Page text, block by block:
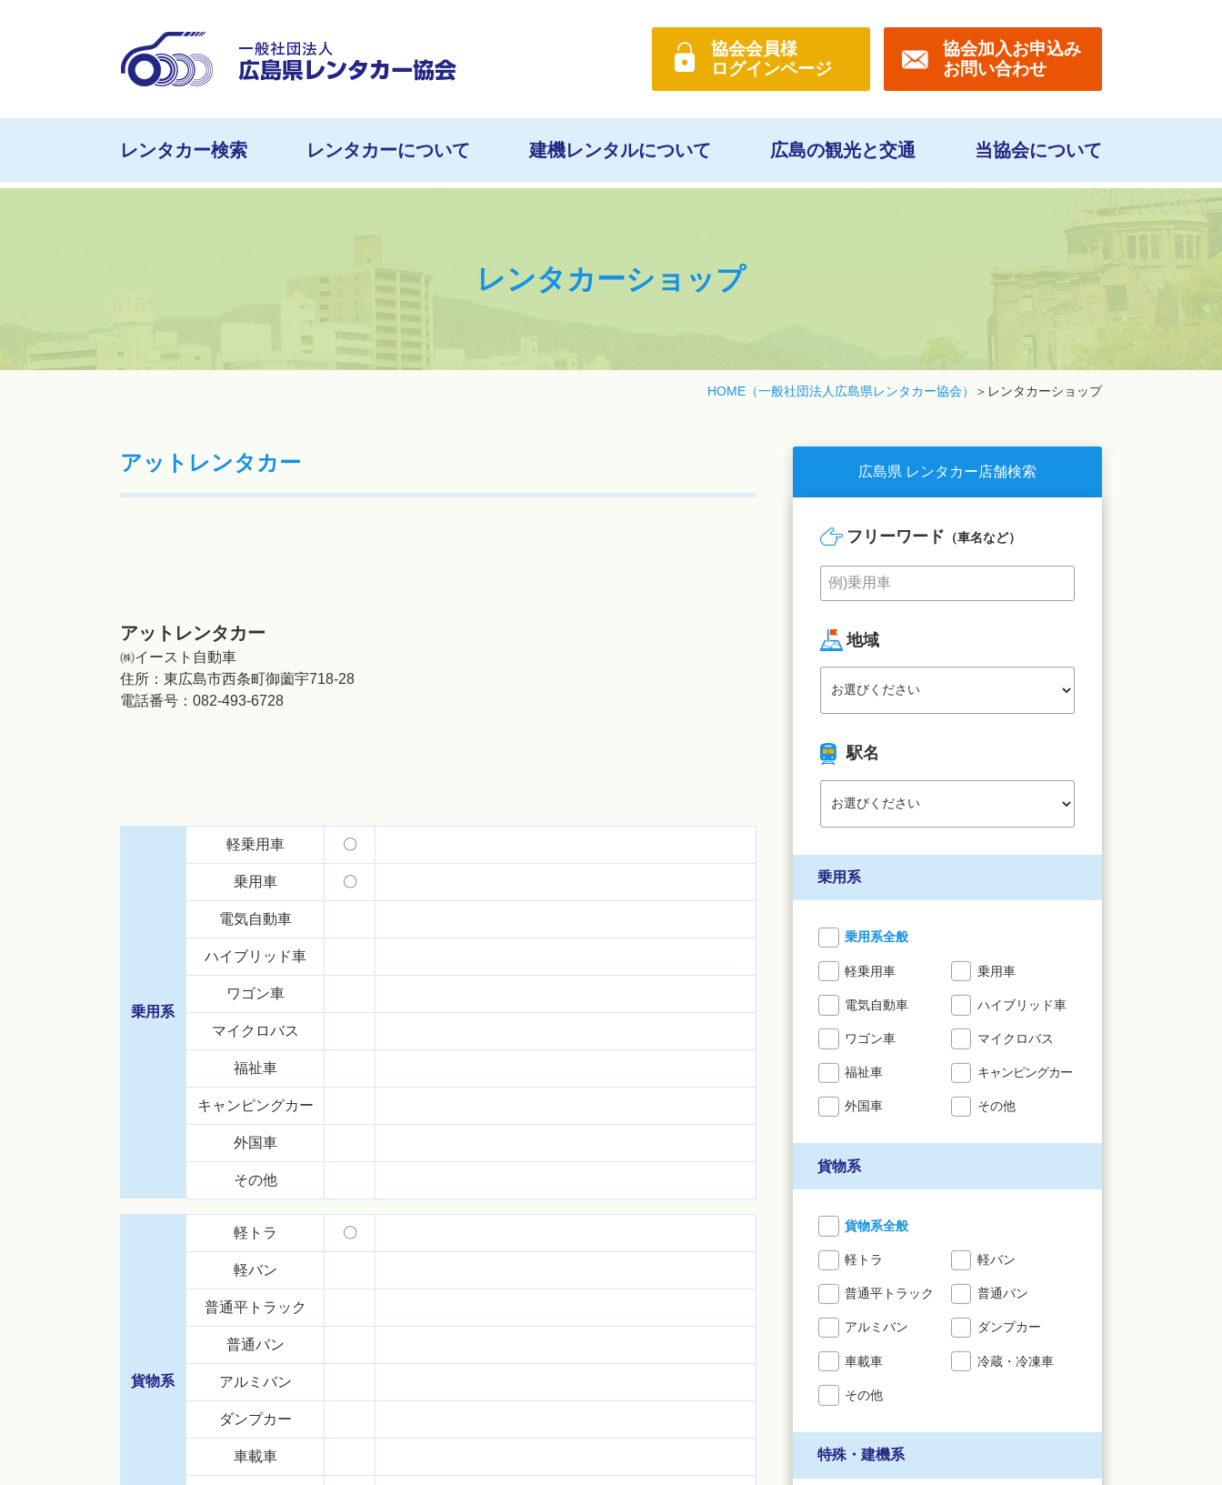
協会会員様
ログインページ
協会加入お申込み
お問い合わせ
レンタカー検索 レンタカーについて 建機レンタルについて 広島の観光と交通 当協会について
レンタカーショップ
HOME （一般社団法人広島県レンタカー協会） レンタカーショップ
アットレンタカー
アットレンタカー
㈱イースト自動車
住所： 東広島市西条町御薗宇718-28
電話番号： 082-493-6728
乗用系
軽乗用車 〇
乗用車 〇
電気自動車
ハイブリッド車
ワゴン車
マイクロバス
福祉車
キャンピングカー
外国車
その他
貨物系
軽トラ 〇
軽バン
普通平トラック
普通バン
アルミバン
ダンプカー
車載車
広島県 レンタカー店舗検索
フリーワード （車名など）
地域
駅名
乗用系
乗用系全般
軽乗用車 乗用車
電気自動車 ハイブリッド車
ワゴン車 マイクロバス
福祉車 キャンピングカー
外国車 その他
貨物系
貨物系全般
軽トラ 軽バン
普通平トラック 普通バン
アルミバン ダンプカー
車載車 冷蔵・冷凍車
その他
特殊・建機系